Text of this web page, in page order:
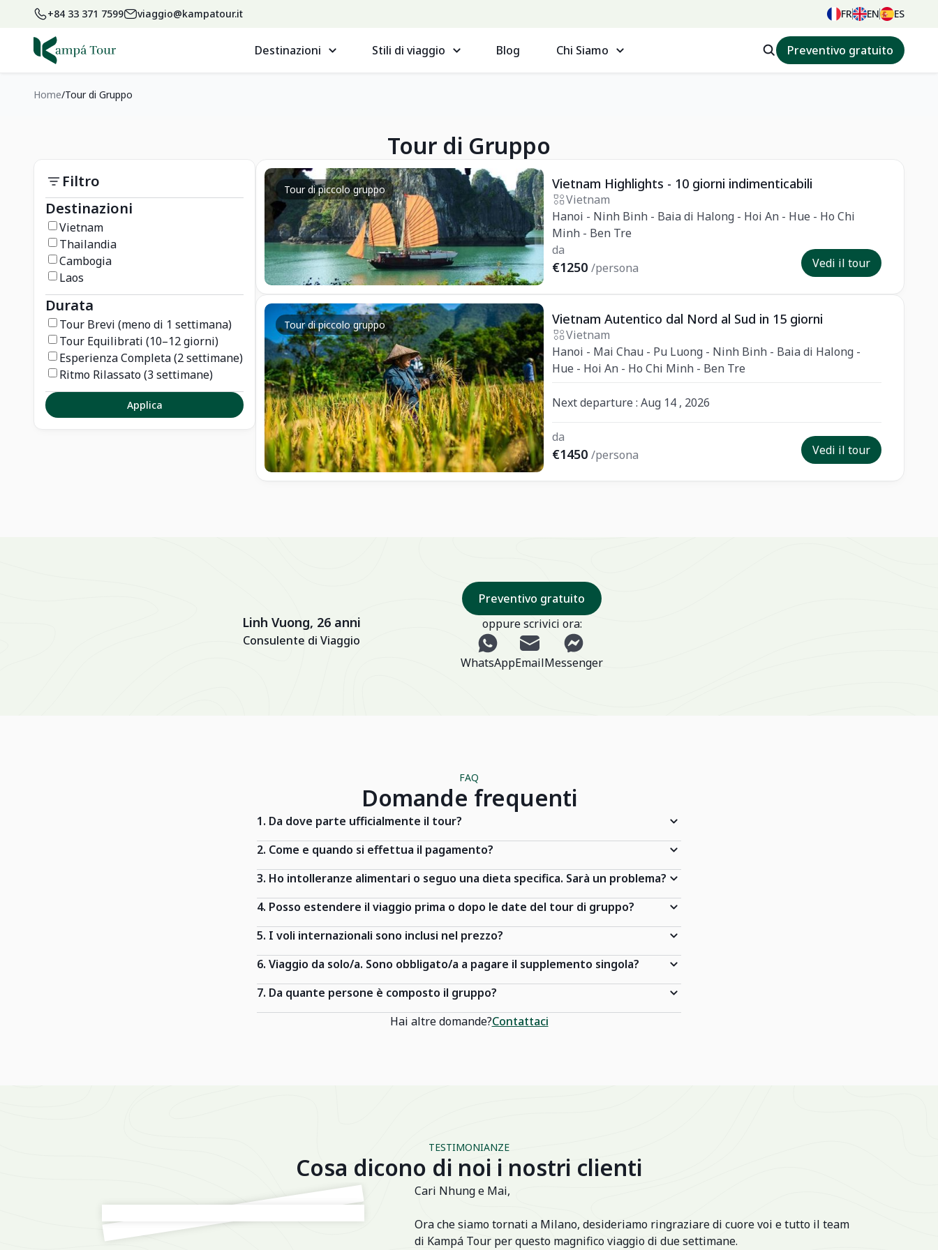
+84 33 371 7599 viaggio@kampatour.it FR EN ES
Destinazioni Stili di viaggio Blog Chi Siamo Preventivo gratuito
Home Tour di Gruppo
Tour di Gruppo
Filtro
Destinazioni
Vietnam
Thailandia
Cambogia
Laos
Durata
Tour Brevi (meno di 1 settimana)
Tour Equilibrati (10–12 giorni)
Esperienza Completa (2 settimane)
Ritmo Rilassato (3 settimane)
Applica
Tour di piccolo gruppo Vietnam Highlights - 10 giorni indimenticabili
Vietnam
Hanoi - Ninh Binh - Baia di Halong - Hoi An - Hue - Ho Chi
Minh - Ben Tre
da
€1250 /persona Vedi il tour
Tour di piccolo gruppo Vietnam Autentico dal Nord al Sud in 15 giorni
Vietnam
Hanoi - Mai Chau - Pu Luong - Ninh Binh - Baia di Halong -
Hue - Hoi An - Ho Chi Minh - Ben Tre
Next departure : Aug 14 , 2026
da
€1450 /persona Vedi il tour
Linh Vuong, 26 anni
Consulente di Viaggio
Preventivo gratuito
oppure scrivici ora:
WhatsAppEmailMessenger
FAQ
Domande frequenti
1. Da dove parte ufficialmente il tour?
2. Come e quando si effettua il pagamento?
3. Ho intolleranze alimentari o seguo una dieta specifica. Sarà un problema?
4. Posso estendere il viaggio prima o dopo le date del tour di gruppo?
5. I voli internazionali sono inclusi nel prezzo?
6. Viaggio da solo/a. Sono obbligato/a a pagare il supplemento singola?
7. Da quante persone è composto il gruppo?
Hai altre domande?Contattaci
TESTIMONIANZE
Cosa dicono di noi i nostri clienti
Cari Nhung e Mai,
Ora che siamo tornati a Milano, desideriamo ringraziare di cuore voi e tutto il team
di Kampá Tour per questo magnifico viaggio di due settimane.